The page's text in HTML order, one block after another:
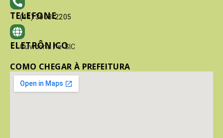
TELEFONE
(41) 3603-2205
ELETRÔNICO
Ouvidoria / e-SIC
COMO CHEGAR À PREFEITURA